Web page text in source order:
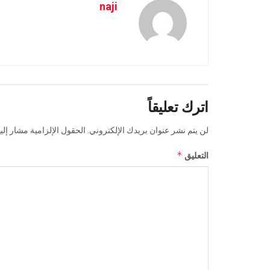
naji
اترك تعليقاً
لن يتم نشر عنوان بريدك الإلكتروني. الحقول الإلزامية مشار
التعليق *